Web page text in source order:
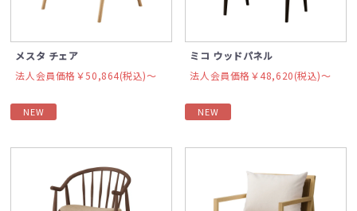
メスタ チェア
法人会員価格￥50,864(税込)〜
NEW
ミコ ウッドパネル
法人会員価格￥48,620(税込)〜
NEW